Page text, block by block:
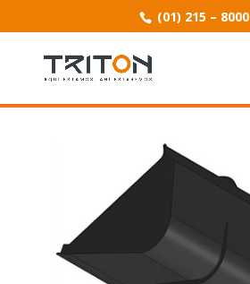
(01) 215 – 8000